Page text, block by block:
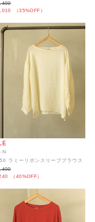
（35%OFF）
N
ラミーリボンスリーブブラウス
（40%OFF）